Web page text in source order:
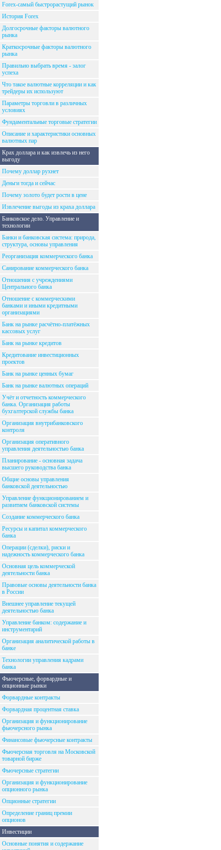
Forex-самый быстрорастущий рынок
История Forex
Долгосрочные факторы валютного
рынка
Краткосрочные факторы валютного
рынка
Правильно выбрать время - залог
успеха
Что такое валютные корреляции и как
трейдеры их используют
Параметры торговли в различных
условиях
Фундаментальные торговые стратегии
Описание и характеристики основных
валютных пар
Крах доллара и как извлечь из него
выгоду
Почему доллар рухнет
Деньги тогда и сейчас
Почему золото будет рости в цене
Извлечение выгоды из краха доллара
Банковское дело. Управление и
технологии
Банки и банковская система: природа,
структура, основы управления
Реорганизация коммерческого банка
Санирование коммерческого банка
Отношения с учреждениями
Центрального банка
Отношение с коммерческими
банками и иными кредитными
организациями
Банк на рынке расчётно-платёжных
кассовых услуг
Банк на рынке кредитов
Кредитование инвестиционных
проектов
Банк на рынке ценных бумаг
Банк на рынке валютных операций
Учёт и отчетность коммерческого
банка. Организация работы
бухгалтерской службы банка
Организация внутрибанковского
контроля
Организация оперативного
управления деятельностью банка
Планирование - основная задача
высшего руководства банка
Общие основы управления
банковской деятельностью
Управление функционированием и
развитием банковской системы
Создание коммерческого банка
Ресурсы и капитал коммерческого
банка
Операции (сделки), риски и
надежность коммерческого банка
Основная цель коммерческой
деятельности банка
Правовые основы деятельности банка
в России
Внешнее управление текущей
деятельностью банка
Управление банком: содержание и
инструментарий
Организация аналитической работы в
банке
Технологии управления кадрами
банка
Фьючерсные, форвардные и
опционные рынки
Форвардные контракты
Форвардная процентная ставка
Организация и функционирование
фьючерсного рынка
Финансовые фьючерсные контракты
Фьючерсная торговля на Московской
товарной бирже
Фьючерсные стратегии
Организация и функционирование
опционного рынка
Опционные стратегии
Определение границ премии
опционов
Инвестиции
Основные понятия и содержание